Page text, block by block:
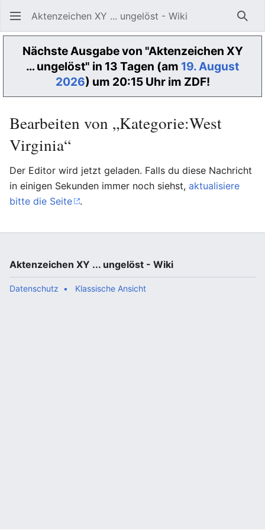
Aktenzeichen XY ... ungelöst - Wiki
Nächste Ausgabe von "Aktenzeichen XY
… ungelöst" in 13 Tagen (am 19. August
2026) um 20:15 Uhr im ZDF!
Bearbeiten von „Kategorie:West
Virginia“
Der Editor wird jetzt geladen. Falls du diese Nachricht
in einigen Sekunden immer noch siehst, aktualisiere
bitte die Seite
.
Aktenzeichen XY ... ungelöst - Wiki
Datenschutz Klassische Ansicht